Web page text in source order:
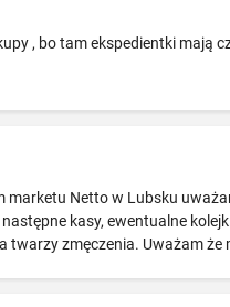
, bo tam ekspedientki mają
marketu Netto w Lubsku
kasy, ewentualne
zmęczenia. Uważam że